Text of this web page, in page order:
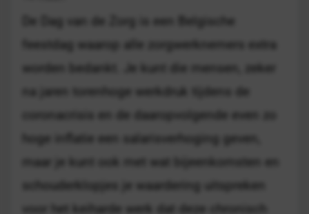
De Dag van de Zorg is een Belgische
feestdag waarop alle zorgwerknemers extra
worden bedankt. Je kunt die mensen, zeker
na jaren torenhoge werkdruk tijdens de
coronacrisis en de daaropvolgende even zo
hoge inflatie een salarisverhoging geven,
maar je kunt ook met wat bijeenkomsten en
schouderklopjes je waardering uitspreken
voor het keiharde werk dat deze chronisch